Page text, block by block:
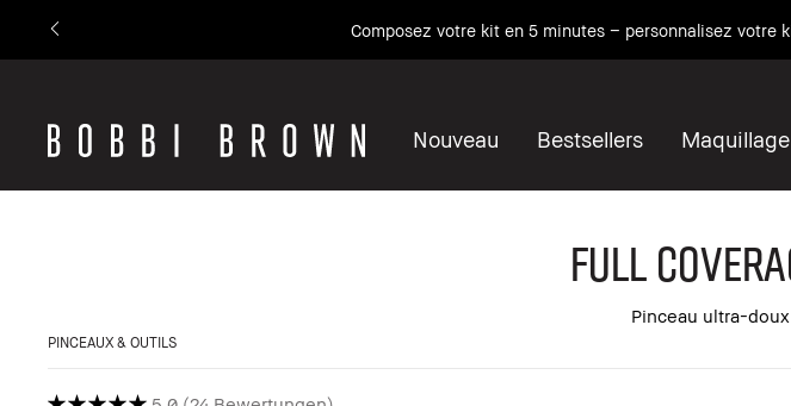
Composez votre kit en 5 minutes – personnalisez votre
Nouveau Bestsellers Maquillage
Full
Pinceau ultra-
PINCEAUX & OUTILS